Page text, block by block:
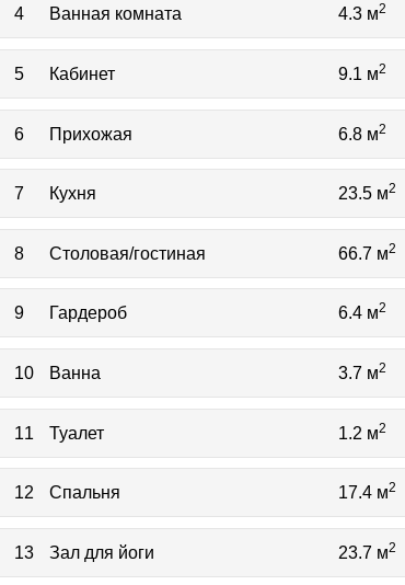
4 Ванная комната 4.3 м2
5 Кабинет 9.1 м2
6 Прихожая 6.8 м2
7 Кухня 23.5 м2
8 Столовая/гостиная 66.7 м2
9 Гардероб 6.4 м2
10 Ванна 3.7 м2
11 Туалет 1.2 м2
12 Спальня 17.4 м2
13 Зал для йоги 23.7 м2